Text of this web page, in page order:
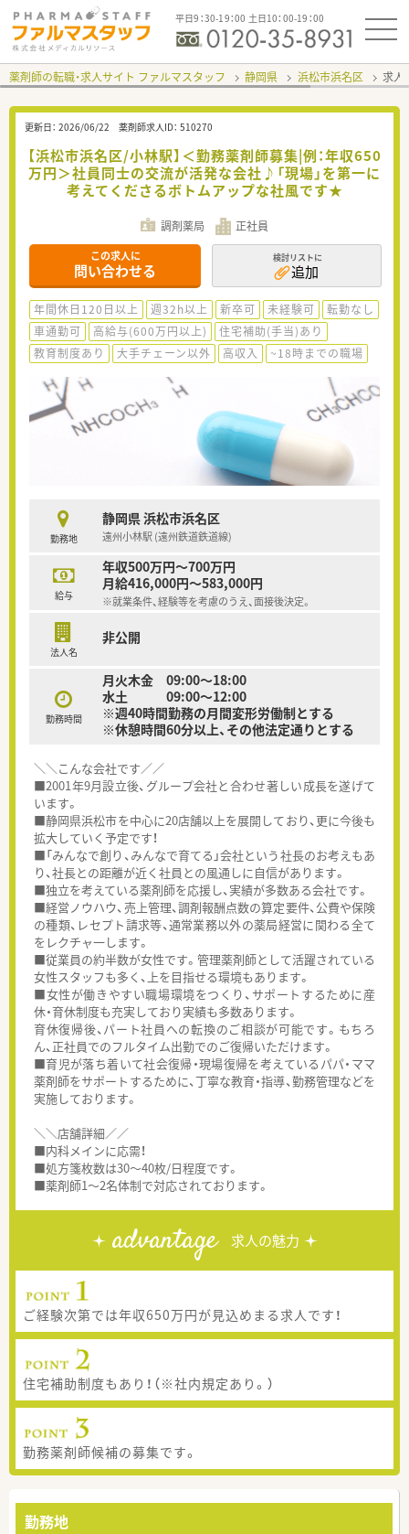
平日9：30-19：00 土日10：00-19：00
薬剤師の転職・求人サイト ファルマスタッフ 静岡県 浜松市浜名区 求人
更新日： 2026/06/22 薬剤師求人ID： 510270
【浜松市浜名区/小林駅】＜勤務薬剤師募集|例：年収650
万円＞社員同士の交流が活発な会社♪「現場」を第一に
考えてくださるボトムアップな社風です★
調剤薬局 正社員
この求人に
問い合わせる
検討リストに
追加
年間休日120日以上 週32h以上 新卒可 未経験可
転勤なし
車通勤可
高給与(600万円以上)
住宅補助(手当)あり
教育制度あり
大手チェーン以外 高収入 ~18時までの職場
勤務地
静岡県 浜松市浜名区
遠州小林駅 (遠州鉄道鉄道線)
給与
年収500万円～700万円
月給416,000円～583,000円
※就業条件、経験等を考慮のうえ、面接後決定。
法人名
非公開
勤務時間
月火木金 09:00〜18:00
水土 09:00〜12:00
※週40時間勤務の月間変形労働制とする
※休憩時間60分以上、その他法定通りとする
＼＼こんな会社です／／
■2001年9月設立後、グループ会社と合わせ著しい成長を遂げて
います。
■静岡県浜松市を中心に20店舗以上を展開しており、更に今後も
拡大していく予定です！
■「みんなで創り、みんなで育てる」会社という社長のお考えもあ
り、社長との距離が近く社員との風通しに自信があります。
■独立を考えている薬剤師を応援し、実績が多数ある会社です。
■経営ノウハウ、売上管理、調剤報酬点数の算定要件、公費や保険
の種類、レセプト請求等、通常業務以外の薬局経営に関わる全て
をレクチャ一します。
■従業員の約半数が女性です。管理薬剤師として活躍されている
女性スタッフも多く、上を目指せる環境もあります。
■女性が働きやすい職場環境をつくり、サポートするために産
休・育休制度も充実しており実績も多数あります。
育休復帰後、パート社員への転換のご相談が可能です。もちろ
ん、正社員でのフルタイム出勤でのご復帰いただけます。
■育児が落ち着いて社会復帰・現場復帰を考えているパパ・ママ
薬剤師をサポートするために、丁寧な教育・指導、勤務管理などを
実施しております。
＼＼店舗詳細／／
■内科メインに応需！
■処方箋枚数は30～40枚/日程度です。
■薬剤師1～2名体制で対応されております。
advantage 求人の魅力
ご経験次第では年収650万円が見込めまる求人です！
住宅補助制度もあり！（※社内規定あり。）
勤務薬剤師候補の募集です。
勤務地